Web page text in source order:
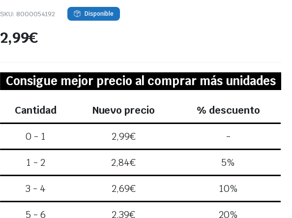
SKU: 8000054192 Disponible
2,99€
Consigue mejor precio al comprar más unidades
Cantidad Nuevo precio % descuento
0 - 1 2,99€ -
1 - 2 2,84€ 5%
3 - 4 2,69€ 10%
5 - 6 2,39€ 20%